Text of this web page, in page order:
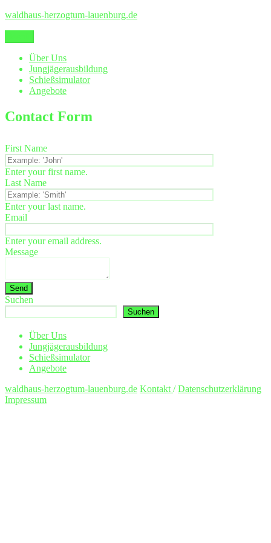
Zum
waldhaus-herzogtum-lauenburg.de
Über Uns
Jungjägerausbildung
Schießsimulator
Angebote
Contact Form
First Name
Enter your first name.
Last Name
Enter your last name.
Email
Enter your email address.
Message
Suchen
Suchen
Über Uns
Jungjägerausbildung
Schießsimulator
Angebote
waldhaus-herzogtum-lauenburg.de Kontakt /Datenschutzerklärung
Impressum